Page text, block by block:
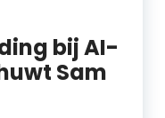
bij AI-
Sam